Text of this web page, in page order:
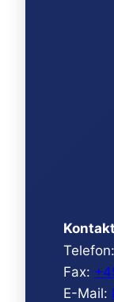
Kontakt
Telefon:
Fax:
E-Mail: